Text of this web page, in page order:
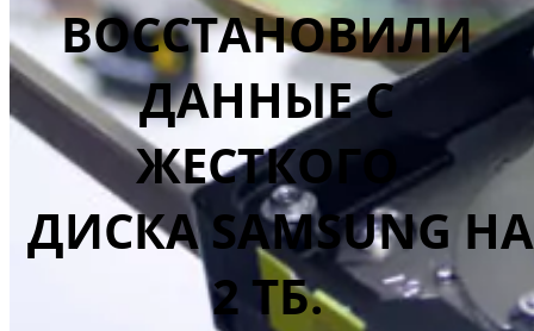
ВОССТАНОВИЛИ
ДАННЫЕ С
ЖЕСТКОГО
ДИСКА SAMSUNG НА
2 ТБ.